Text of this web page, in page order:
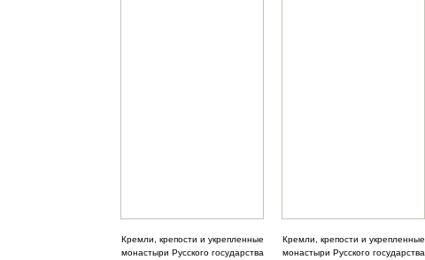
Кремли, крепости и укрепленные
монастыри Русского государства
Кремли, крепости и укрепленные
монастыри Русского государства